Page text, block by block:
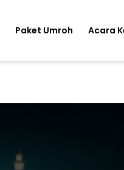
Paket Umroh Acara